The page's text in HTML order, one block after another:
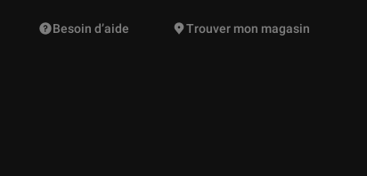
Des suggestions de produits vont vous être proposées
Besoin d’aide Trouver mon magasin